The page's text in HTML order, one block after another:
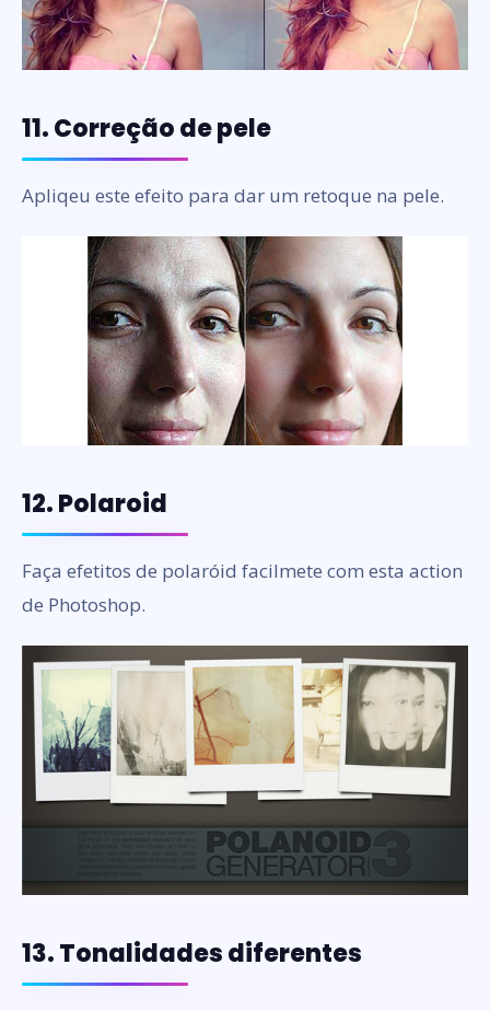
11. Correção de pele
Apliqeu este efeito para dar um retoque na pele.
12. Polaroid
Faça efetitos de polaróid facilmete com esta action
de Photoshop.
13. Tonalidades diferentes